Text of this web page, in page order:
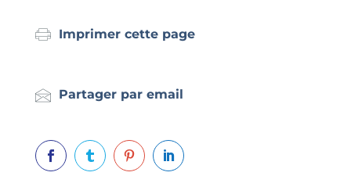
Imprimer cette page
Partager par email
   